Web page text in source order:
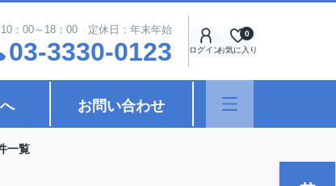
：00～18：00 定休日：年末年始
03-3330-0123 ログインお気に入り
0
お問い合わせ
一覧